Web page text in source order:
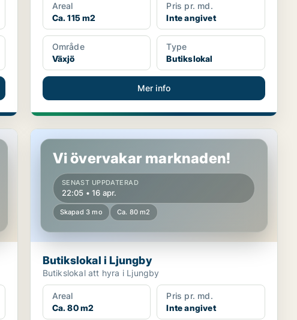
Areal
Ca. 115 m2
Pris pr. md.
Inte angivet
Område
Växjö
Type
Butikslokal
Mer info
Butikslokal i Ljungby
Vi övervakar marknaden!
SENAST UPPDATERAD
22:05 • 16 apr.
Skapad 3 mo Ca. 80 m2
Butikslokal i Ljungby
Butikslokal att hyra i Ljungby
Areal
Ca. 80 m2
Pris pr. md.
Inte angivet